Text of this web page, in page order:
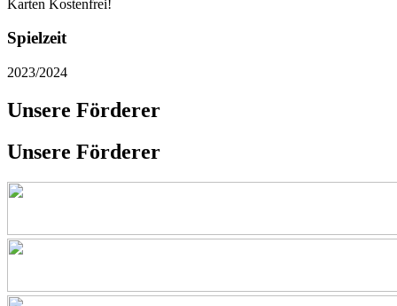
Karten Kostenfrei!
Spielzeit
2023/2024
Unsere Förderer
Unsere Förderer